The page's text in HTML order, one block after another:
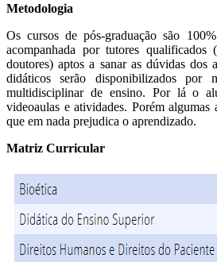
Metodologia
Os cursos de pós-graduação são
acompanhada por tutores qualificados
doutores) aptos a sanar as dúvidas dos
didáticos serão disponibilizados por
multidisciplinar de ensino. Por lá o
videoaulas e atividades. Porém
que em nada prejudica o aprendizado.
Matriz Curricular